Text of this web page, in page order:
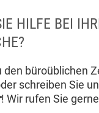
HILFE BEI
den büroüblichen
schreiben Sie
! Wir rufen Sie